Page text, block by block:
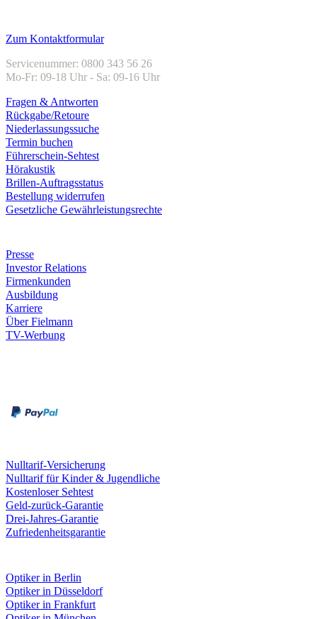
Zum Kontaktformular
Servicenummer: 0800 343 56 26
Mo-Fr: 09-18 Uhr - Sa: 09-16 Uhr
Fragen & Antworten
Rückgabe/Retoure
Niederlassungssuche
Termin buchen
Führerschein-Sehtest
Hörakustik
Brillen-Auftragsstatus
Bestellung widerrufen
Gesetzliche Gewährleistungsrechte
Presse
Investor Relations
Firmenkunden
Ausbildung
Karriere
Über Fielmann
TV-Werbung
Nulltarif-Versicherung
Nulltarif für Kinder & Jugendliche
Kostenloser Sehtest
Geld-zurück-Garantie
Drei-Jahres-Garantie
Zufriedenheitsgarantie
Optiker in Berlin
Optiker in Düsseldorf
Optiker in Frankfurt